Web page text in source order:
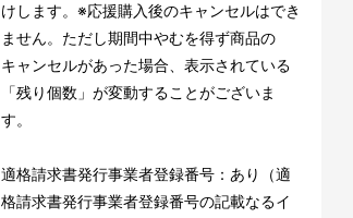
けします。※応援購入後のキャンセルはでき
ません。ただし期間中やむを得ず商品の
キャンセルがあった場合、表示されている
「残り個数」が変動することがございま
す。
適格請求書発行事業者登録番号：あり（適
格請求書発行事業者登録番号の記載なるイ